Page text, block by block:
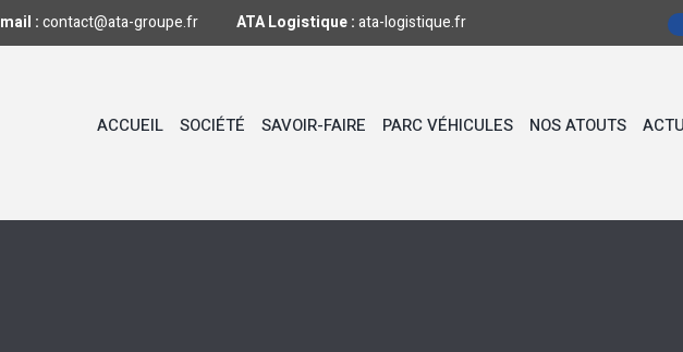
:contact@ata-groupe.fr ATA Logistique :ata-logistique.fr
ACCUEIL SOCIÉTÉ SAVOIR-FAIRE PARC VÉHICULES NOS ATOUTS